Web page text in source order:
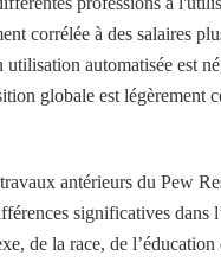
corrélée à des salaires
utilisation automatisée est
globale est légèrement
antérieurs du Pew
significatives dans
de la race, de